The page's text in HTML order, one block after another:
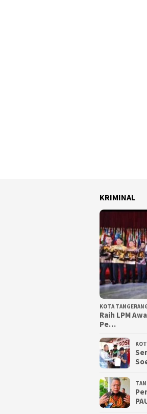
KRIMINAL
KOTA
Raih LPM
Pe…